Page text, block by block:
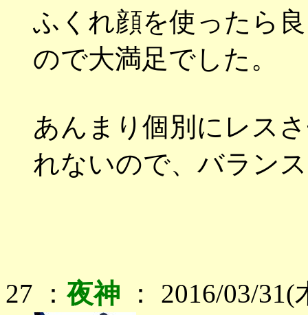
ふくれ顔を使ったら
ので大満足でした。
あんまり個別にレス
れないので、バラン
27 ：夜神 ： 2016/03/